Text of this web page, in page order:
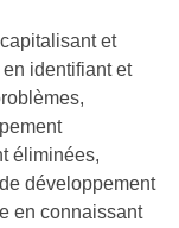
et
identifiant et
éliminées,
développement
en connaissant